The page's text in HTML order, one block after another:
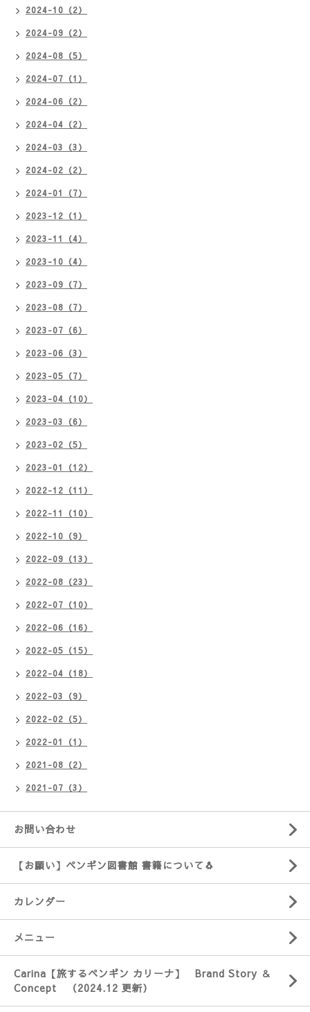
2024-10（2）
2024-09（2）
2024-08（5）
2024-07（1）
2024-06（2）
2024-04（2）
2024-03（3）
2024-02（2）
2024-01（7）
2023-12（1）
2023-11（4）
2023-10（4）
2023-09（7）
2023-08（7）
2023-07（6）
2023-06（3）
2023-05（7）
2023-04（10）
2023-03（6）
2023-02（5）
2023-01（12）
2022-12（11）
2022-11（10）
2022-10（9）
2022-09（13）
2022-08（23）
2022-07（10）
2022-06（16）
2022-05（15）
2022-04（18）
2022-03（9）
2022-02（5）
2022-01（1）
2021-08（2）
2021-07（3）
お問い合わせ
【お願い】ペンギン図書館 書籍について🐧
カレンダー
メニュー
Carina【旅するペンギン カリーナ】 Brand Story ＆
Concept （2024.12 更新）